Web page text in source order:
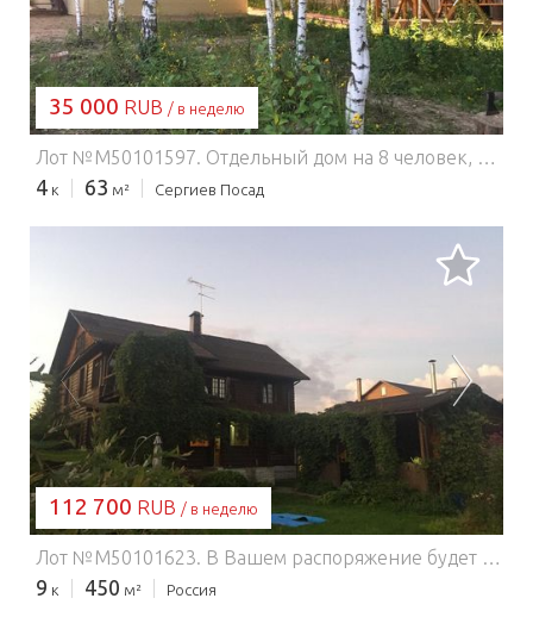
35 000 RUB / в неделю
Лот №M50101597. Отдельный дом на 8 человек, 2 этажа за забором, бесплатная парковка,, отдельная веранда, мангал, сауна, заезд с 13-00, сервис уборки 1000 руб., депозит 5000 руб., цена за весь коттедж максимум 8 человек, от кол-ва людей не меняется, в пятницу-субботу и праздничные дни 6000 руб./сутки, в будни 5000 р., при аренде от 2-х суток, при аренде на 1 сутки 8 и 7 тыс. руб. соответственно, 8 спальных мест, постельное белье/полотенца есть. Апарт - кухня и посуда есть. Town house (cabin) for 8 guests, fenced area, free 5 places parking, open deck, barbecue, sauna, baby crib, allowed for kids / pets, check-in at 1 p.m., cleaning fee $10, deposit $70.
4 к 63 м² Сергиев Посад
ЗАГРУЗКА...
112 700 RUB / в неделю
Лот №M50101623. В Вашем распоряжение будет 7 комнат, баня, кухня два душа, ванна с джакузи и, большой сад(где есть разнообразные цветы, домашняя и уличная большая ёлка с гирляндами и игрушками, камин, фотозона, большой стол, подарки, игрушки, все подсвечивается и переливается, беседка, пианино, гитара, синтезатор, зона под фото, хромокей, небольшой каток, барбекю, мангал, дартс, лото, карты, шахматы, ночной Бамбентон, специальная профессиональная система караоке, мощные колонки, светомузыка, кальян, посуды человек на 100, парковочные места на 12 машин, танцевальная площадка, футбольные, баскетбольные, волейбольные мячи, телескоп для поиска звёзд мечты :)), также можно будет распечатать совместные фотографии в тот же день и многое многое другое :)))) 12 км от Москвы по Новорижскому шоссе, поворот на Петрово-дальнее, Рядом Чайхона (для постоянно проживающих скидка 30%), Word Class Павлово ( гостевой визит), Магнит, Пятерочка, Перекресток ( скидки на готовую продукцию с 21.00). Азбука вкуса ( скидки на некоторые продукты до 40%), Макдональдс, остановка общественного транспорта, возможен наш транспорт от метро, аэропорта, вокзала, также в наличие всегда есть дополнительная одежда на продажу, спиртные напитки, еда и многое многое другое.
9 к 450 м² Россия